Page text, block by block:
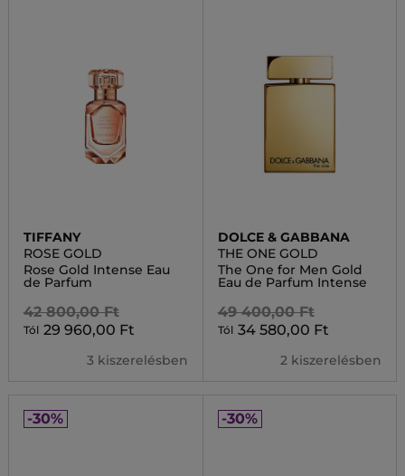
TIFFANY
ROSE GOLD
Rose Gold Intense Eau
de Parfum
42 800,00 Ft
Tól 29 960,00 Ft
3 kiszerelésben
DOLCE & GABBANA
THE ONE GOLD
The One for Men Gold
Eau de Parfum Intense
49 400,00 Ft
Tól 34 580,00 Ft
2 kiszerelésben
-30% -30%